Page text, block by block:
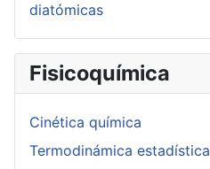
diatómicas
Fisicoquímica
Cinética química
Termodinámica estadística